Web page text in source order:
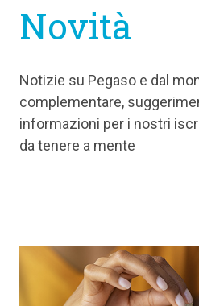
Novità
Notizie su Pegaso e dal
complementare,
informazioni per i nostri
da tenere a mente